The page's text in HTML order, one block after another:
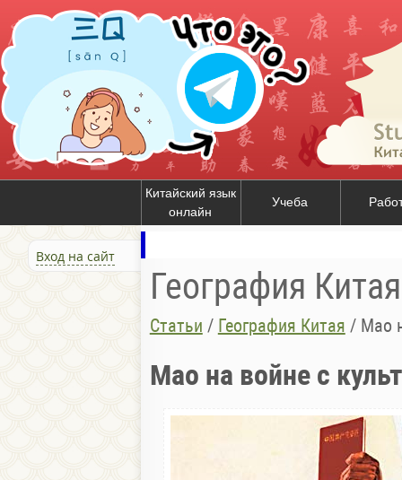
Китайский язык
онлайн
Учеба
Вход на сайт
География Китая
Статьи / География Китая / Мао
Мао на войне с